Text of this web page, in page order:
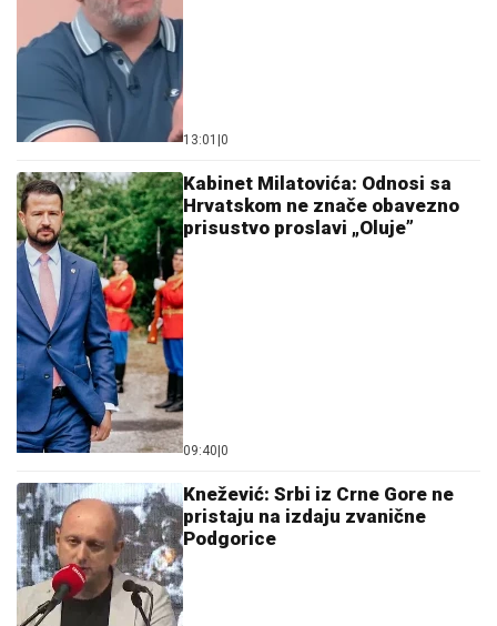
13:01 |0
Kabinet Milatovića: Odnosi sa
Hrvatskom ne znače obavezno
prisustvo proslavi „Oluje”
09:40|0
Knežević: Srbi iz Crne Gore ne
pristaju na izdaju zvanične
Podgorice